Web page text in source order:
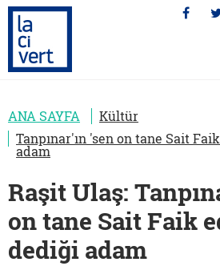
ANA SAYFA
Kültür
Tanpınar'ın 'sen on tane Sait
adam
Raşit Ulaş:
on tane Sait Faik
dediği adam